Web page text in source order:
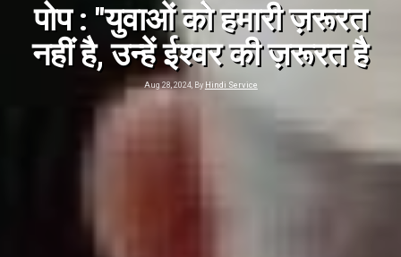
पोप : समुद्र और मरूभूमि प्रवासन
के मार्ग
Aug 29, 2024, By Hindi Service